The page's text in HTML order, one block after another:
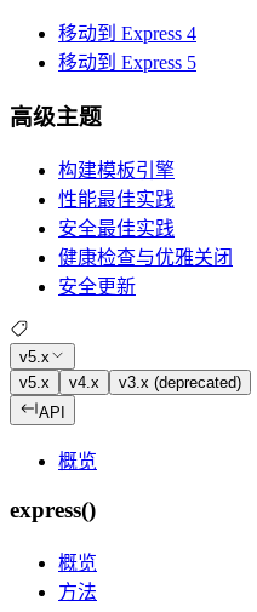
移动到 Express 4
移动到 Express 5
高级主题
构建模板引擎
性能最佳实践
安全最佳实践
健康检查与优雅关闭
安全更新
v5.x
v5.x
v4.x
v3.x (deprecated)
API
概览
express()
概览
方法